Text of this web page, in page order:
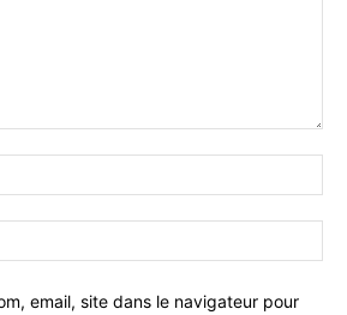
email, site dans le navigateur pour